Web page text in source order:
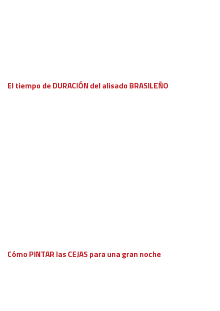
El tiempo de DURACIÓN del alisado BRASILEÑO
Cómo PINTAR las CEJAS para una gran noche